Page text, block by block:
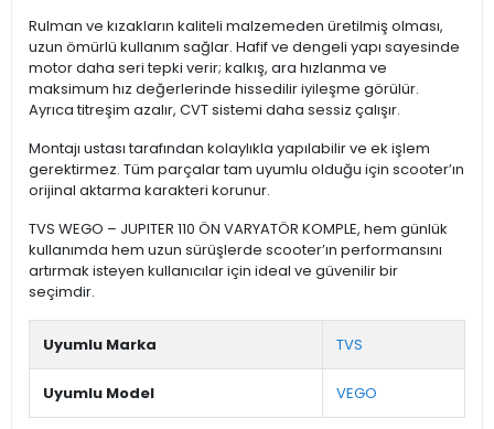
Rulman ve kızakların kaliteli malzemeden üretilmiş olması,
uzun ömürlü kullanım sağlar. Hafif ve dengeli yapı sayesinde
motor daha seri tepki verir; kalkış, ara hızlanma ve
maksimum hız değerlerinde hissedilir iyileşme görülür.
Ayrıca titreşim azalır, CVT sistemi daha sessiz çalışır.
Montajı ustası tarafından kolaylıkla yapılabilir ve ek işlem
gerektirmez. Tüm parçalar tam uyumlu olduğu için scooter’ın
orijinal aktarma karakteri korunur.
TVS WEGO – JUPITER 110 ÖN VARYATÖR KOMPLE, hem günlük
kullanımda hem uzun sürüşlerde scooter’ın performansını
artırmak isteyen kullanıcılar için ideal ve güvenilir bir
seçimdir.
Uyumlu Marka TVS
Uyumlu Model VEGO